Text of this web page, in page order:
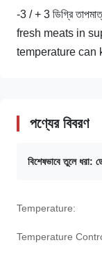
-3 / + 3 ডিগ্রি
fresh meats in
temperature can
পণ্যের বিবরণ
বিশেষভাবে তুলে ধরা:
Temperature:
Temperature